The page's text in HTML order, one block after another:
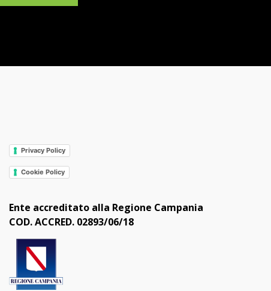
Privacy Policy
Cookie Policy
Ente accreditato alla Regione Campania
COD. ACCRED. 02893/06/18